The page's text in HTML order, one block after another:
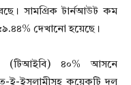
সামগ্রিক টার্নআউট কম
দেখানো হয়েছে।
(টিআইবি) ৪০% আসনে
ই-ইসলামীসহ কয়েকটি দল